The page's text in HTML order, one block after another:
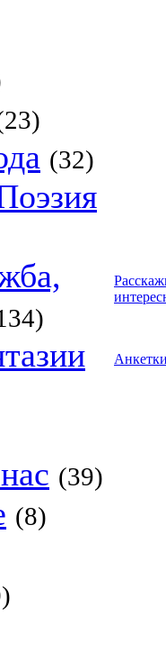
(32)
(39)
(8)